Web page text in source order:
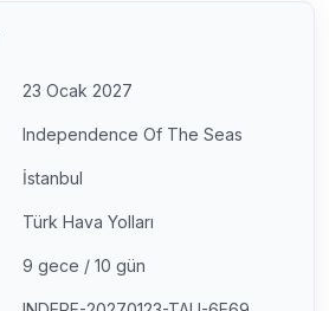
23 Ocak 2027
Independence Of The Seas
İstanbul
Türk Hava Yolları
9 gece / 10 gün